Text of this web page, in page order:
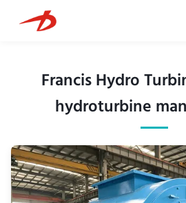
Francis Hydro
hydroturbine